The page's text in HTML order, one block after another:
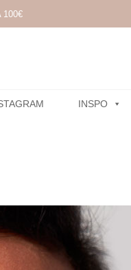
100€
INSPO